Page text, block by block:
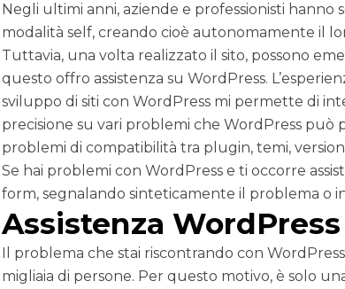
Negli ultimi anni, aziende e professionisti
modalità self, creando cioè autonomamente il
Tuttavia, una volta realizzato il sito, possono
questo offro assistenza su WordPress.
sviluppo di siti con WordPress mi permette di
precisione su vari problemi che WordPress può
problemi di compatibilità tra plugin, temi,
Se hai problemi con WordPress e ti occorre
form, segnalando sinteticamente il problema o
Assistenza WordPress
Il problema che stai riscontrando con
migliaia di persone. Per questo motivo, è solo